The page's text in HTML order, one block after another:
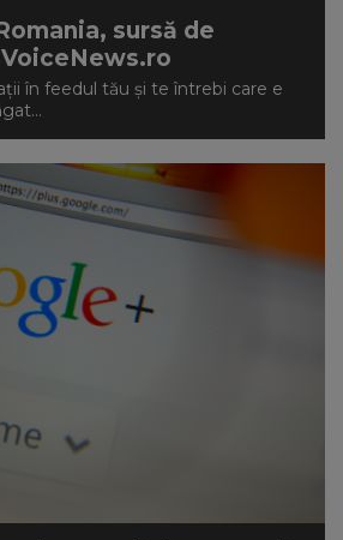
sursă de
în feedul tău și te întrebi care e